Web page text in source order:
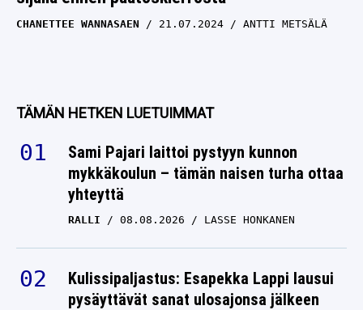
CHANETTEE WANNASAEN 21.07.2024 ANTTI METSÄLÄ
TÄMÄN HETKEN LUETUIMMAT
Sami Pajari laittoi pystyyn kunnon
mykkäkoulun – tämän naisen turha ottaa
yhteyttä
RALLI 08.08.2026 LASSE HONKANEN
Kulissipaljastus: Esapekka Lappi lausui
pysäyttävät sanat ulosajonsa jälkeen